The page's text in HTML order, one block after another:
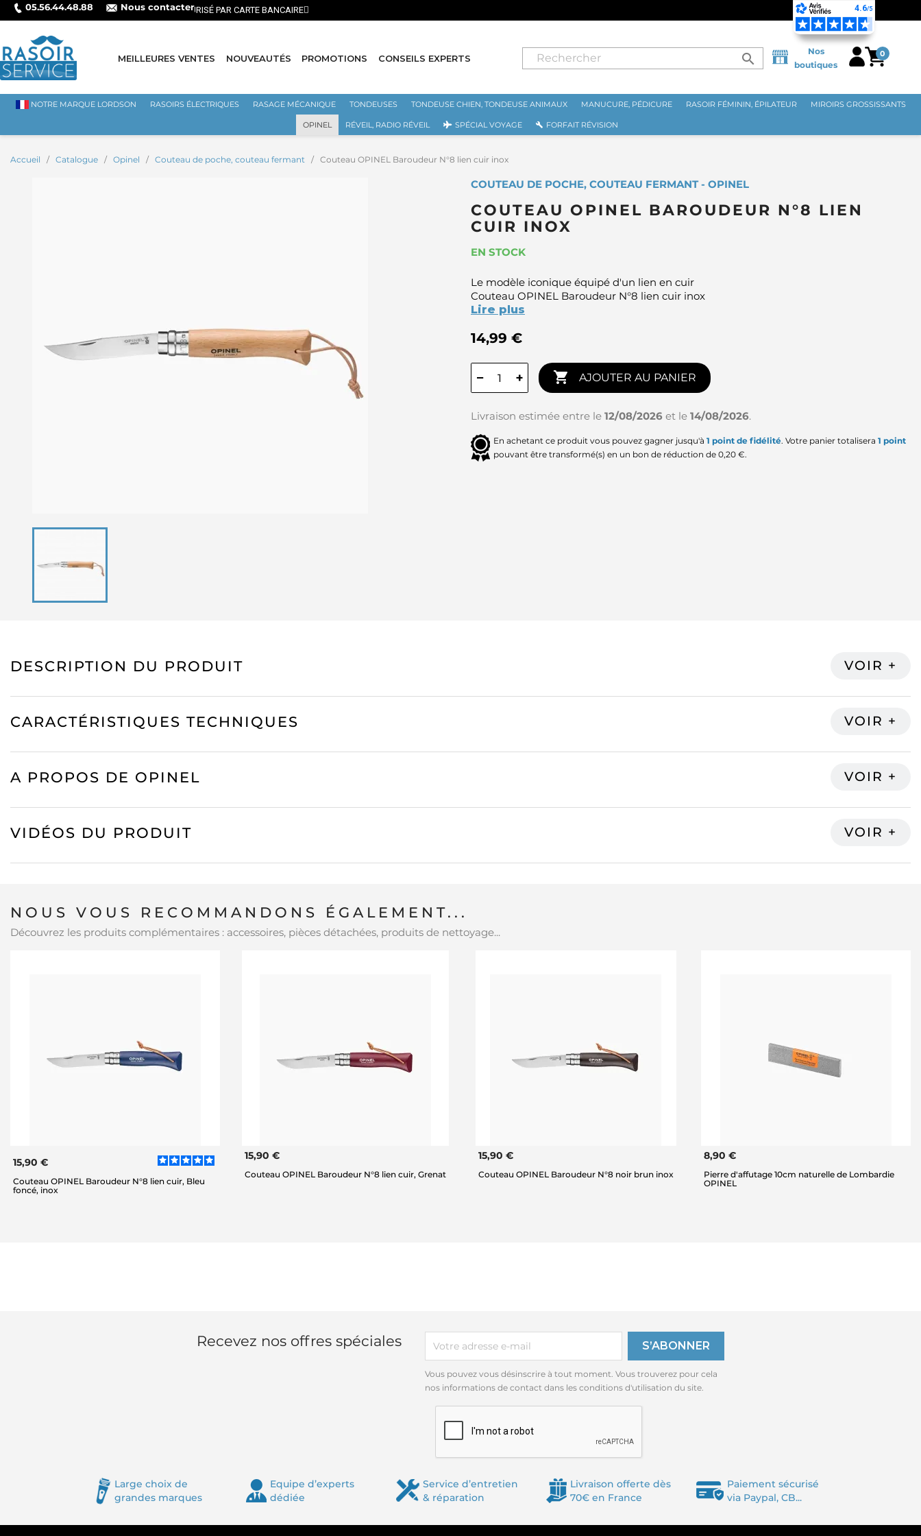
05.56.44.48.88 Nous contacter
MEILLEURES VENTES NOUVEAUTÉS PROMOTIONS CONSEILS EXPERTS search
Nos
boutiques
0
NOTRE MARQUE LORDSON RASOIRS ÉLECTRIQUES RASAGE MÉCANIQUE TONDEUSES TONDEUSE CHIEN, TONDEUSE ANIMAUX MANUCURE, PÉDICURE RASOIR FÉMININ, ÉPILATEUR MIROIRS GROSSISSANTS
OPINEL RÉVEIL, RADIO RÉVEIL SPÉCIAL VOYAGE FORFAIT RÉVISION
Accueil Catalogue Opinel Couteau de poche, couteau fermant Couteau OPINEL Baroudeur N°8 lien cuir inox
COUTEAU DE POCHE, COUTEAU FERMANT - OPINEL
COUTEAU OPINEL BAROUDEUR N°8 LIEN
CUIR INOX
EN STOCK
Le modèle iconique équipé d'un lien en cuir
Couteau OPINEL Baroudeur N°8 lien cuir inox
Lire plus
14,99 €
− +  AJOUTER AU PANIER
Livraison estimée entre le 12/08/2026 et le 14/08/2026.
En achetant ce produit vous pouvez gagner jusqu'à 1 point de fidélité. Votre panier totalisera 1 point
pouvant être transformé(s) en un bon de réduction de 0,20 €.
DESCRIPTION DU PRODUIT
CARACTÉRISTIQUES TECHNIQUES
A PROPOS DE OPINEL
VIDÉOS DU PRODUIT
NOUS VOUS RECOMMANDONS ÉGALEMENT...
Découvrez les produits complémentaires : accessoires, pièces détachées, produits de nettoyage...
15,90 €
Couteau OPINEL Baroudeur N°8 lien cuir, Bleu
foncé, inox
15,90 €
Couteau OPINEL Baroudeur N°8 lien cuir, Grenat
15,90 €
Couteau OPINEL Baroudeur N°8 noir brun inox
8,90 €
Pierre d'affutage 10cm naturelle de Lombardie
OPINEL
Recevez nos offres spéciales
Vous pouvez vous désinscrire à tout moment. Vous trouverez pour cela
nos informations de contact dans les conditions d'utilisation du site.
Large choix de
grandes marques
Equipe d’experts
dédiée
Service d’entretien
& réparation
Livraison offerte dès
70€ en France
Paiement sécurisé
via Paypal, CB...